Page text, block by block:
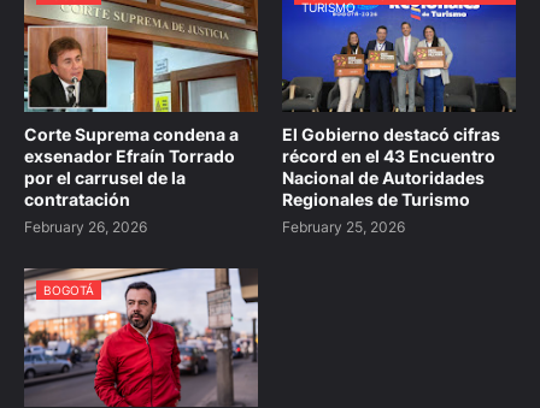
Corte Suprema condena a
exsenador Efraín Torrado
por el carrusel de la
contratación
February 26, 2026
TURISMO
El Gobierno destacó cifras
récord en el 43 Encuentro
Nacional de Autoridades
Regionales de Turismo
February 25, 2026
BOGOTÁ